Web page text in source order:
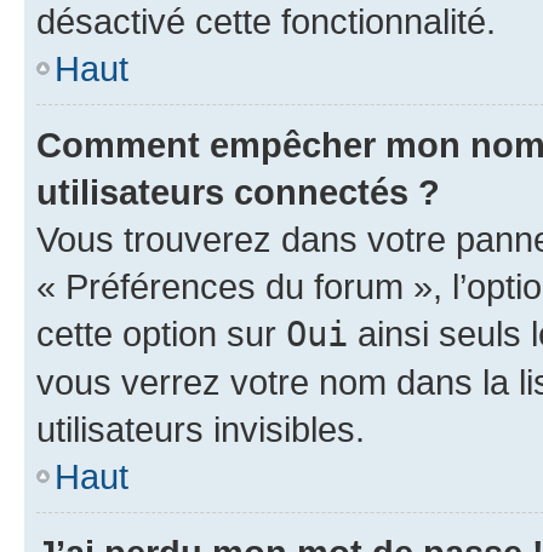
désactivé cette fonctionnalité.
Haut
Comment empêcher mon
utilisateurs connectés ?
Vous trouverez dans votre
« Préférences du forum »,
cette option sur Oui ainsi seuls
vous verrez votre nom dans la
utilisateurs invisibles.
Haut